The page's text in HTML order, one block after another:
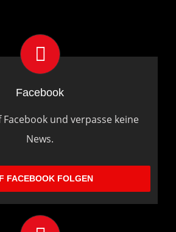
Facebook
Facebook und verpasse keine
News.
FACEBOOK FOLGEN